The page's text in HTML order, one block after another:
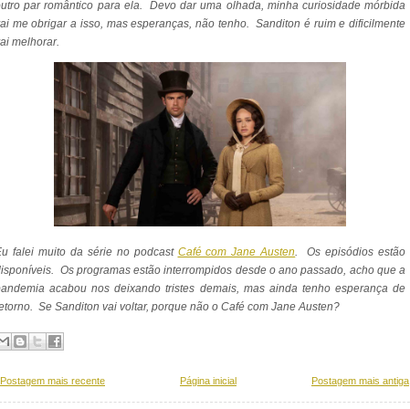
par romântico para ela. Devo dar uma olhada, minha curiosidade mórbida
me obrigar a isso, mas esperanças, não tenho. Sanditon é ruim e dificilmente
melhorar.
falei muito da série no podcast Café com Jane Austen. Os episódios estão
Os programas estão interrompidos desde o ano passado, acho que a
acabou nos deixando tristes demais, mas ainda tenho esperança de
Se Sanditon vai voltar, porque não o Café com Jane Austen?
Postagem mais recente Postagem mais antiga
Página inicial